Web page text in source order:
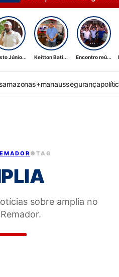
Júnio... Keitton Bati... Encontro reú...
amazonas+manaussegurança
● TAG
sobre amplia no